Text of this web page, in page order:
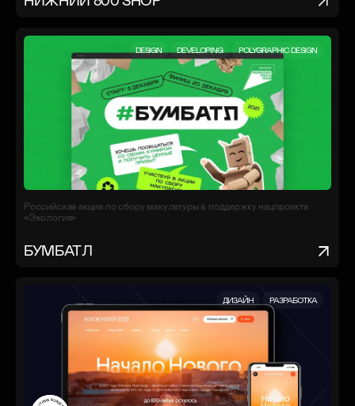
DESIGN DEVELOPING POLYGRAPHIC DESIGN
Российская акция по сбору макулатуры в поддержку нацпроекта
«Экология»
БУМБАТЛ
ДИЗАЙН РАЗРАБОТКА